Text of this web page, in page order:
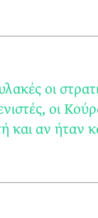
οι
οι
και αν ήταν